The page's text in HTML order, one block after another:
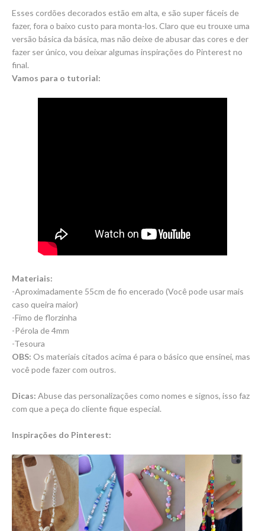
Esses cordões decorados estão em alta, e são super fáceis de
fazer, fora o baixo custo para monta-los. Claro que eu trouxe uma
versão básica da básica, mas não deixe de abusar das cores e der
fazer ser único, vou deixar algumas inspirações do Pinterest no
final.
Vamos para o tutorial:
Materiais:
-Aproximadamente 55cm de fio encerado (Você pode usar mais
caso queira maior)
-Fimo de florzinha
-Pérola de 4mm
-Tesoura
OBS: Os materiais citados acima é para o básico que ensinei, mas
você pode fazer com outros.
Dicas: Abuse das personalizações como nomes e signos, isso faz
com que a peça do cliente fique especial.
Inspirações do Pinterest: